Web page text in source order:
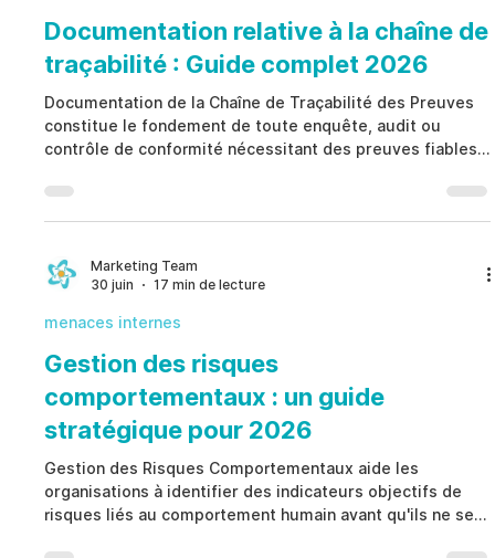
Documentation relative à la chaîne de
traçabilité : Guide complet 2026
Documentation de la Chaîne de Traçabilité des Preuves
constitue le fondement de toute enquête, audit ou
contrôle de conformité nécessitant des preuves fiables.
Documentation de la Chaîne de Traçabilité des Preuves
enregistre qui a manipulé un élément, à quel moment, où
processus structuré renforce la gouvernance, préserve
l'intégrité des preuves, améliore la conformité régl
Marketing Team
30 juin
17 min de lecture
menaces internes
Gestion des risques
comportementaux : un guide
stratégique pour 2026
Gestion des Risques Comportementaux aide les
organisations à identifier des indicateurs objectifs de
risques liés au comportement humain avant qu'ils ne se